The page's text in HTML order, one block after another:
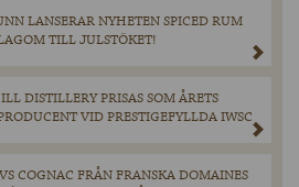
LANSERAR NYHETEN SPICED RUM
TILL JULSTÖKET!
DISTILLERY PRISAS SOM ÅRETS
VID PRESTIGEFYLLDA IWSC
COGNAC FRÅN FRANSKA DOMAINES